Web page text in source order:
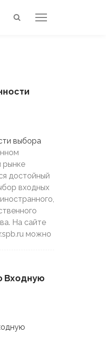
рынке
достойный
входных
На сайте
можно
Входную